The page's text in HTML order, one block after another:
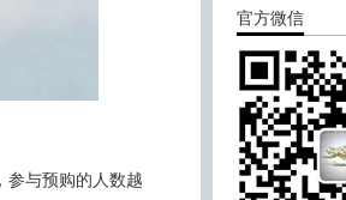
参与预购的人数越
官方微信